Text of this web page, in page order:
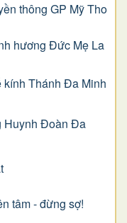
thông GP Mỹ Tho
hương Đức Mẹ La
kính Thánh Đa Minh
Huynh Đoàn Đa
tâm - đừng sợ!